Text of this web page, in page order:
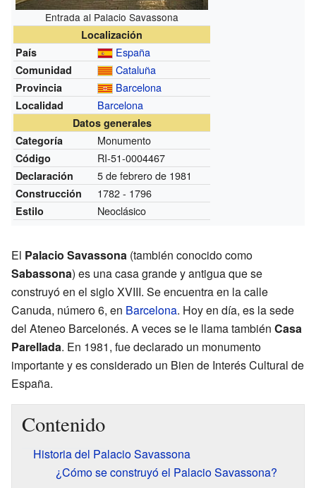
Entrada al Palacio Savassona
Localización
País
España
Comunidad Cataluña
Provincia Barcelona
Localidad Barcelona
Datos generales
Categoría
Monumento
Código RI-51-0004467
Declaración 5 de febrero de 1981
Construcción 1782 - 1796
Estilo Neoclásico
El Palacio Savassona (también conocido como
Sabassona) es una casa grande y antigua que se
construyó en el siglo XVIII. Se encuentra en la calle
Canuda, número 6, en Barcelona. Hoy en día, es la sede
del Ateneo Barcelonés. A veces se le llama también Casa
Parellada. En 1981, fue declarado un monumento
importante y es considerado un Bien de Interés Cultural de
España.
Contenido
Historia del Palacio Savassona
¿Cómo se construyó el Palacio Savassona?